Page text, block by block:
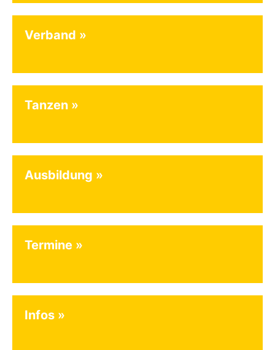
Verband
Tanzen
Ausbildung
Termine
Infos